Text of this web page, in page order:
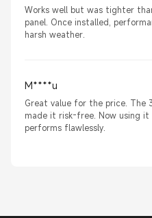
Works well but was tighter
panel. Once installed,
harsh weather.
M****u
Great value for the price. The
made it risk-free. Now using
performs flawlessly.